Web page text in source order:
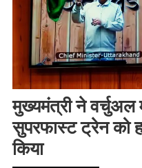
मुख्यमंत्री ने वर्चुअल
सुपरफास्ट ट्रेन को
किया